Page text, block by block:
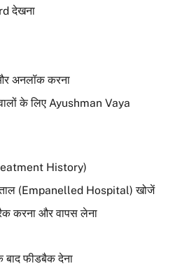
देखना
अनलॉक करना
के लिए Ayushman Vaya
History)
(Empanelled Hospital) खोजें
करना और वापस लेना
बाद फीडबैक देना